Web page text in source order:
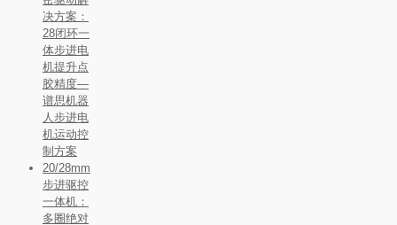
决方案：
28闭环一
体步进电
机提升点
胶精度—
谱思机器
人步进电
机运动控
制方案
20/28mm
步进驱控
一体机：
多圈绝对